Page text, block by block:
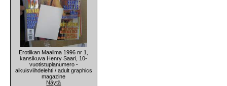
Erotiikan Maailma 1996 nr 1,
kansikuva Henry Saari, 10-
vuotistuplanumero -
aikuisviihdelehti / adult graphics
magazine
Näytä